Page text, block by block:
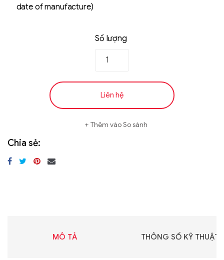
date of manufacture)
Số lượng
Liên hệ
Thêm vào So sánh
Chia sẻ:
MÔ TẢ THÔNG SỐ KỸ THUẬT